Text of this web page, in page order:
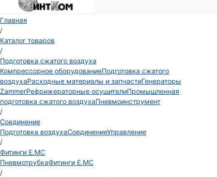
Главная
/
Каталог товаров
/
Подготовка сжатого воздуха
Компрессорное оборудованиеПодготовка сжатого
воздухаРасходные материалы и запчастиГенераторы
ZammerРефрижераторные осушителиПромышленная
подготовка сжатого воздухаПневмоинструмент
/
Соединение
Подготовка воздухаСоединениеУправление
/
Фитинги E.MC
ПневмотрубкаФитинги E.MC
/